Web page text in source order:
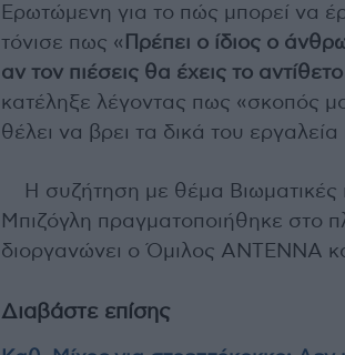
Ερωτώμενη για το πώς μπορεί να
τόνισε πως «
Πρέπει ο ίδιος ο
αν τον πιέσεις θα έχεις το
κατέληξε λέγοντας πως «σκοπός
θέλει να βρει τα δικά του
Η συζήτηση με θέμα Βιωματικές
Μπιζόγλη πραγματοποιήθηκε στο
διοργανώνει ο Όμιλος ΑΝΤΕΝΝΑ
Διαβάστε επίσης